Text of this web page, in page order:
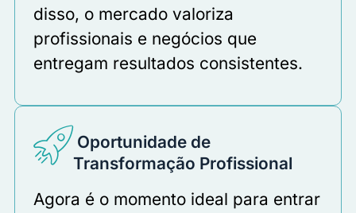
disso, o mercado valoriza
profissionais e negócios que
entregam resultados consistentes.
Oportunidade de
Transformação Profissional
Agora é o momento ideal para entrar